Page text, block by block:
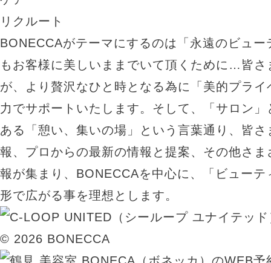
リクルート
BONECCAがテーマにするのは「永遠のビュ
もお客様に美しいままでいて頂くために…皆さ
が、より贅沢なひと時となる為に「美的プラ
力でサポートいたします。そして、「サロン
ある「憩い、集いの場」という言葉通り、皆
報、プロからの最新の情報と提案、その他さ
報が集まり、BONECCAを中心に、「ビュー
形で広がる事を理想とします。
© 2026 BONECCA